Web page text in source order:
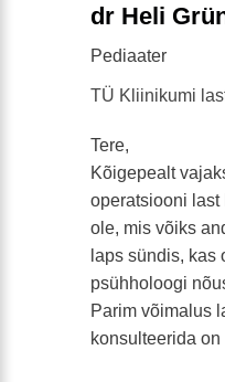
dr Heli
Pediaater
TÜ Kliinikumi
Tere,
Kõigepealt
operatsiooni last
ole, mis võiks
laps sündis, kas
psühholoogi
Parim võimalus
konsulteerida